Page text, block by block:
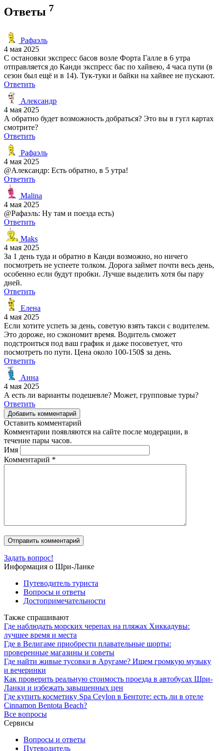
Ответы 7
Рафаэль
4 мая 2025
С остановки экспресс басов возле Форта Галле в 6 утра
отправляется до Канди экспресс бас по хайвею, 4 часа пути (в
сезон был ещё и в 14). Тук-туки и байки на хайвее не пускают.
Ответить
Александр
4 мая 2025
А обратно будет возможность добраться? Это вы в гугл картах
смотрите?
Ответить
Рафаэль
4 мая 2025
@Александр: Есть обратно, в 5 утра!
Ответить
Malina
4 мая 2025
@Рафаэль: Ну там и поезда есть)
Ответить
Maks
4 мая 2025
За 1 день туда и обратно в Канди возможно, но ничего
посмотреть не успеете толком. Дорога займет почти весь день,
особенно если будут пробки. Лучше выделить хотя бы пару
дней.
Ответить
Елена
4 мая 2025
Если хотите успеть за день, советую взять такси с водителем.
Это дороже, но сэкономит время. Водитель сможет
подстроиться под ваш график и даже посоветует, что
посмотреть по пути. Цена около 100-150$ за день.
Ответить
Анна
4 мая 2025
А есть ли варианты подешевле? Может, групповые туры?
Ответить
Добавить комментарий
Оставить комментарий
Комментарии появляются на сайте после модерации, в
течение пары часов.
Имя
Комментарий *
Задать вопрос!
Информация о Шри-Ланке
Путеводитель туриста
Вопросы и ответы
Достопримечательности
Также спрашивают
Где наблюдать морских черепах на пляжах Хиккадувы:
лучшее время и места
Где в Велигаме приобрести плавательные шорты:
проверенные магазины и советы
Где найти живые тусовки в Аругаме? Ищем громкую музыку
и вечеринки
Как проверить реальную стоимость проезда в автобусах Шри-
Ланки и избежать завышенных цен
Где купить косметику Spa Ceylon в Бентоте: есть ли в отеле
Cinnamon Bentota Beach?
Все вопросы
Сервисы
Вопросы и ответы
Путеводитель